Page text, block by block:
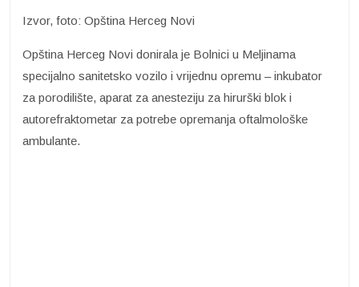
Izvor, foto: Opština Herceg Novi
Opština Herceg Novi donirala je Bolnici u Meljinama
specijalno sanitetsko vozilo i vrijednu opremu – inkubator
za porodilište, aparat za anesteziju za hirurški blok i
autorefraktometar za potrebe opremanja oftalmološke
ambulante.